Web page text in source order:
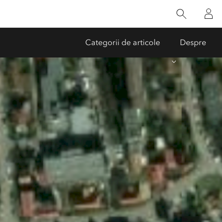
Mentenanță Esri România
Portal educație
Comunitatea Esri (GeoNet)
Blog ArcGIS
Categorii de articole Despre